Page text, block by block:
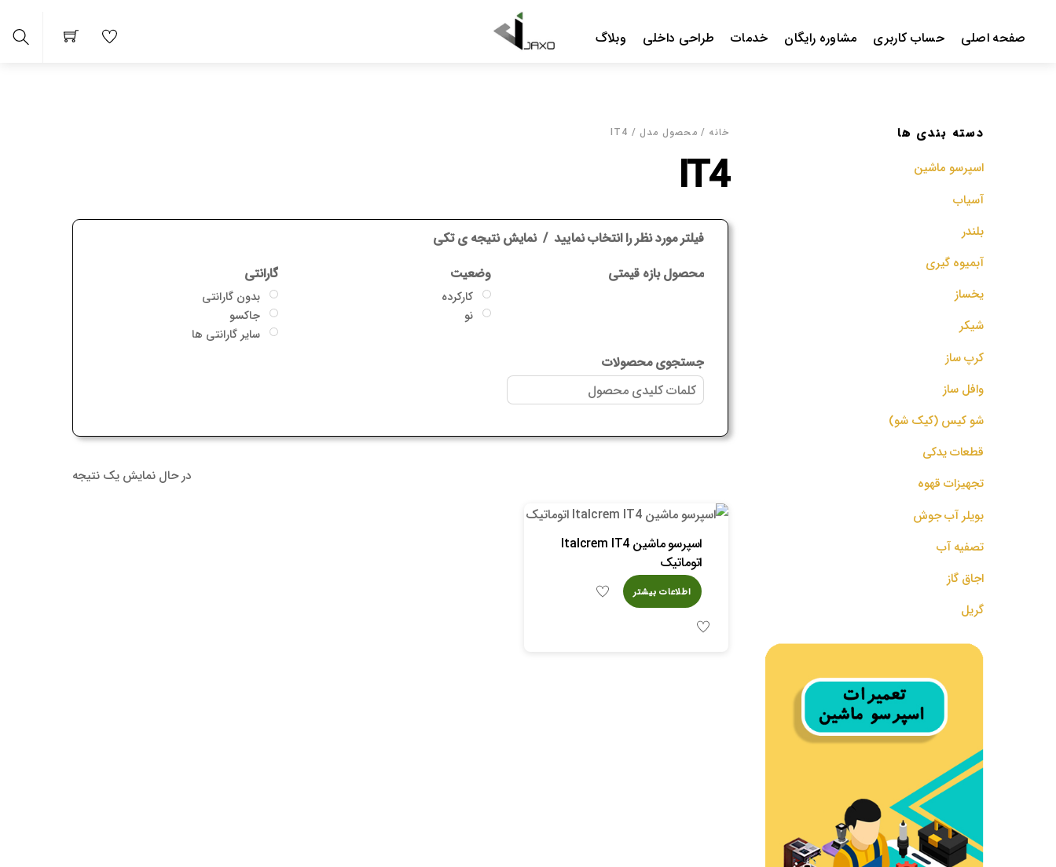
صفحه اصلی حساب کاربری مشاوره رایگان خدمات طراحی داخلی وبلاگ
خانه / محصول مدل / IT4
IT4
فیلتر مورد نظر را انتخاب نمایید نمایش نتیجه ی تکی
محصول بازه قیمتی وضعیت
کارکرده
نو
گارانتی
بدون گارانتی
جاکسو
سایر گارانتی ها
جستجوی محصولات
در حال نمایش یک نتیجه
اسپرسو ماشین Italcrem IT4
اتوماتیک
اطلاعات بیشتر
دسته بندی ها
اسپرسو‌ ماشین
آسیاب
بلندر
آبمیوه گیری
یخساز
شیکر
کرپ ساز
وافل ساز
شو کیس (کیک شو)
قطعات یدکی
تجهیزات قهوه
بویلر آب جوش
تصفیه آب
اجاق گاز
گریل